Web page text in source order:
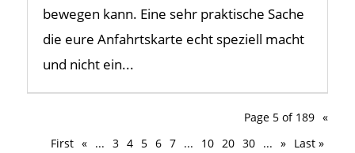
bewegen kann. Eine sehr praktische Sache
die eure Anfahrtskarte echt speziell macht
und nicht ein...
Page 5 of 189 «
First « ... 3 4 5 6 7 ... 10 20 30 ... » Last »